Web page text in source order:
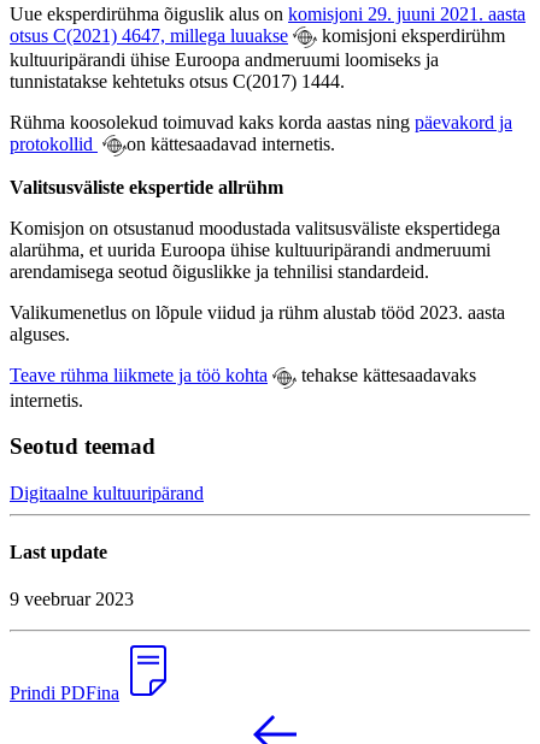
Uue eksperdirühma õiguslik alus on komisjoni 29. juuni 2021. aasta
otsus C(2021) 4647, millega luuakse
komisjoni eksperdirühm
kultuuripärandi ühise Euroopa andmeruumi loomiseks ja
tunnistatakse kehtetuks otsus C(2017) 1444.
Rühma koosolekud toimuvad kaks korda aastas ning päevakord ja
protokollid
on kättesaadavad internetis.
Valitsusväliste ekspertide allrühm
Komisjon on otsustanud moodustada valitsusväliste ekspertidega
alarühma, et uurida Euroopa ühise kultuuripärandi andmeruumi
arendamisega seotud õiguslikke ja tehnilisi standardeid.
Valikumenetlus on lõpule viidud ja rühm alustab tööd 2023. aasta
alguses.
Teave rühma liikmete ja töö kohta
tehakse kättesaadavaks
internetis.
Seotud teemad
Digitaalne kultuuripärand
Last update
9 veebruar 2023
Prindi PDFina